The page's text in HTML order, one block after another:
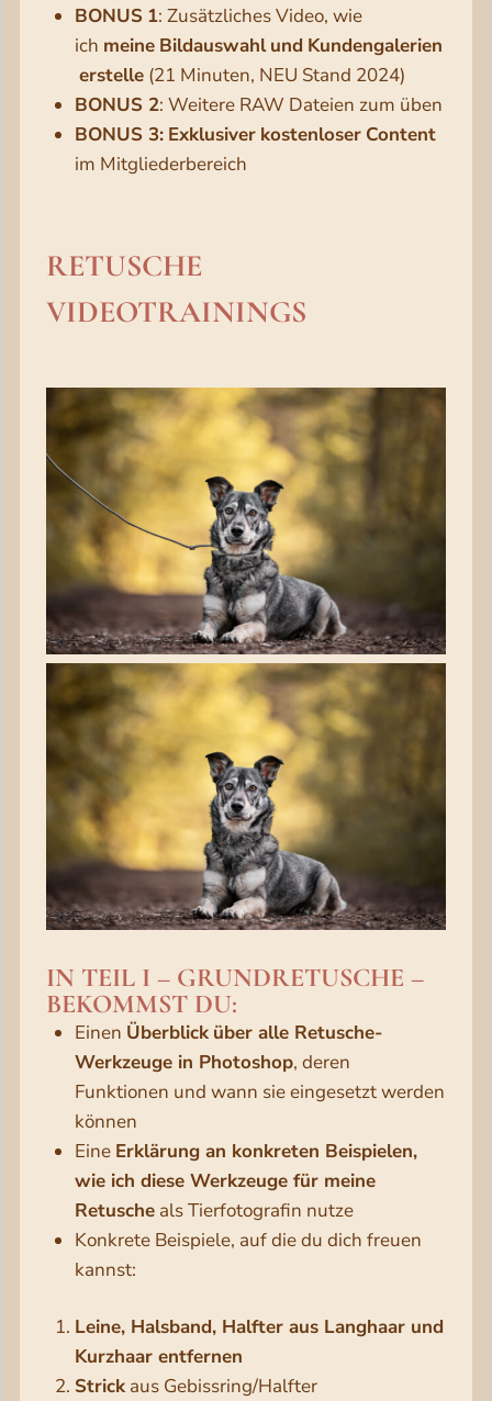
BONUS 1: Zusätzliches Video, wie
ich meine Bildauswahl und Kundengalerien
erstelle(21 Minuten, NEU Stand 2024)
BONUS 2: Weitere RAW Dateien zum üben
BONUS 3: Exklusiver kostenloser Content
im Mitgliederbereich
RETUSCHE
VIDEOTRAININGS
IN TEIL I – GRUNDRETUSCHE –
BEKOMMST DU:
Einen Überblick über alle Retusche-
Werkzeuge in Photoshop, deren
Funktionen und wann sie eingesetzt werden
können
Eine Erklärung an konkreten Beispielen,
wie ich diese Werkzeuge für meine
Retuscheals Tierfotografin nutze
Konkrete Beispiele, auf die du dich freuen
kannst:
Leine, Halsband, Halfter aus Langhaar und
Kurzhaar entfernen
Strickaus Gebissring/Halfter